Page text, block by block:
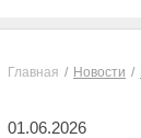
Главная Новости
01.06.2026